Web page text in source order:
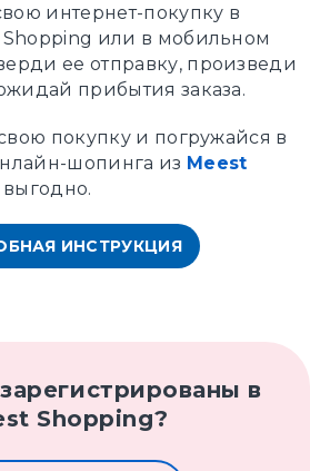
интернет-покупку в
Shopping или в мобильном
ее отправку, произведи
прибытия заказа.
покупку и погружайся в
шопинга из Meest
выгодно.
ИНСТРУКЦИЯ
в
Shopping?